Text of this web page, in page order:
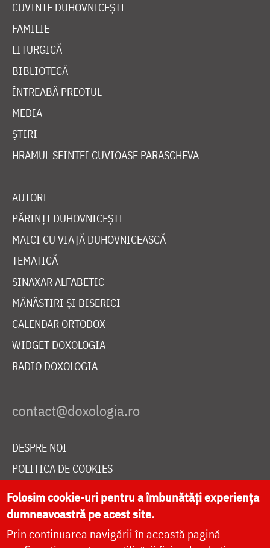
CUVINTE DUHOVNICEȘTI
FAMILIE
LITURGICĂ
BIBLIOTECĂ
ÎNTREABĂ PREOTUL
MEDIA
ȘTIRI
HRAMUL SFINTEI CUVIOASE PARASCHEVA
AUTORI
PĂRINȚI DUHOVNICEȘTI
MAICI CU VIAȚĂ DUHOVNICEASCĂ
TEMATICĂ
SINAXAR ALFABETIC
MĂNĂSTIRI ȘI BISERICI
CALENDAR ORTODOX
WIDGET DOXOLOGIA
RADIO DOXOLOGIA
DESPRE NOI
POLITICA DE COOKIES
DONEAZĂ ONLINE PENTRU CATEDRALA NAȚIONALĂ
LIVE
Folosim cookie-uri pentru a îmbunătăți experiența
dumneavoastră pe acest site.
Prin continuarea navigării în această pagină